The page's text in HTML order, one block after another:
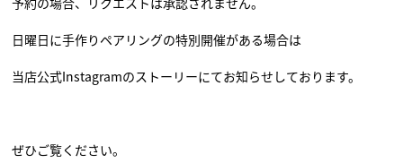
日曜日に手作りペアリングの特別開催がある場合は
当店公式Instagramのストーリーにてお知らせしております。
ぜひご覧ください。